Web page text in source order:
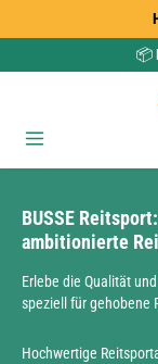
Zum Hauptinhalt springen
📦
BUSSE
ambitionierte
Erlebe die Qualität
speziell für gehobene
Hochwertige